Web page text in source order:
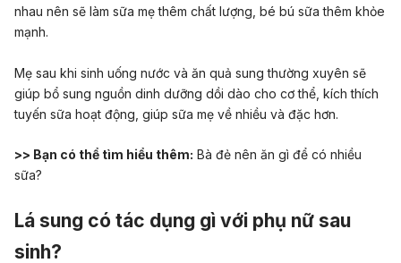
nhau nên sẽ làm sữa mẹ thêm chất lượng, bé bú sữa thêm khỏe
mạnh.
Mẹ sau khi sinh uống nước và ăn quả sung thường xuyên sẽ
giúp bổ sung nguồn dinh dưỡng dồi dào cho cơ thể, kích thích
tuyến sữa hoạt động, giúp sữa mẹ về nhiều và đặc hơn.
>> Bạn có thể tìm hiểu thêm: Bà đẻ nên ăn gì để có nhiều
sữa?
Lá sung có tác dụng gì với phụ nữ sau
sinh?